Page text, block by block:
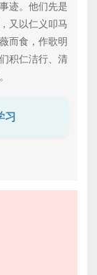
迹。他们先是
又以仁义叩马
而食，作歌明
积仁洁行、清
习